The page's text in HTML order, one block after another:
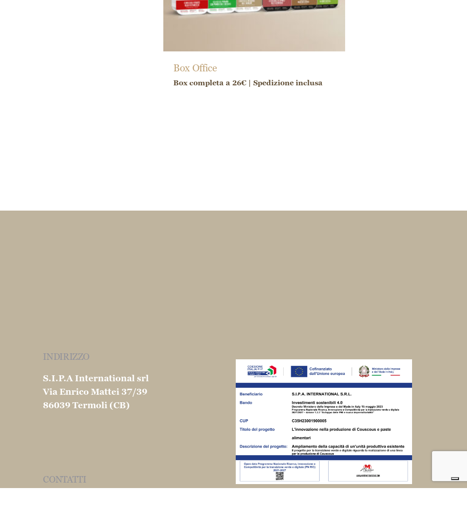
Box Office
Box completa a 26€ | Spedizione inclusa
INDIRIZZO
S.I.P.A International srl
Via Enrico Mattei 37/39
86039 Termoli (CB)
CONTATTI